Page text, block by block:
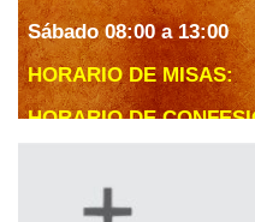
Sábado 08:00 a 13:00
HORARIO DE MISAS:
HORARIO DE